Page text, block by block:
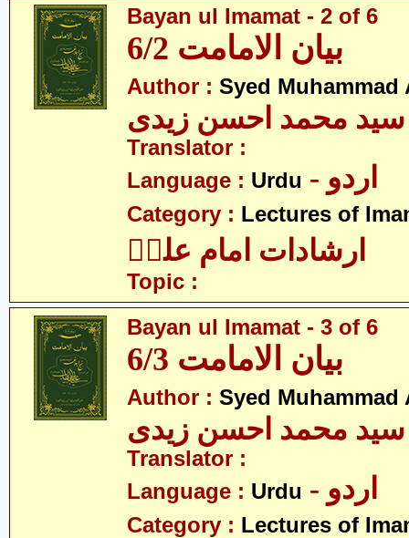
Bayan ul Imamat - 2 of 6
بیان الامامت 6/2
Author : Syed Muhammad
سید محمد احسن زیدی
Translator :
Language : Urdu - اردو
Category : Lectures of
ارشادات امام علیؑ
Topic :
Bayan ul Imamat - 3 of 6
بیان الامامت 6/3
Author : Syed Muhammad
سید محمد احسن زیدی
Translator :
Language : Urdu - اردو
Category : Lectures of